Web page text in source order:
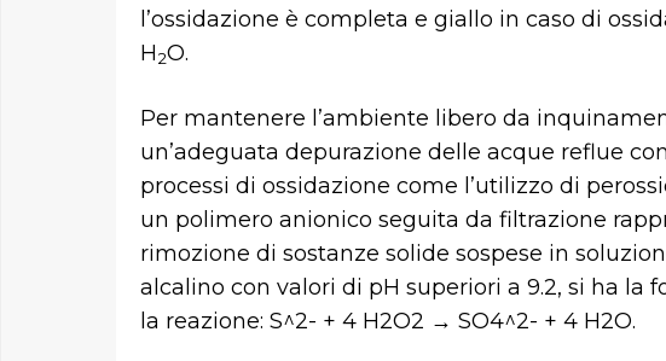
l’ossidazione è completa e giallo in caso di
H2O.
Per mantenere l’ambiente libero da
un’adeguata depurazione delle acque reflue
processi di ossidazione come l’utilizzo di
un polimero anionico seguita da filtrazione
rimozione di sostanze solide sospese in
alcalino con valori di pH superiori a 9.2, si ha la
la reazione: S^2- + 4 H2O2 → SO4^2- + 4 H2O.